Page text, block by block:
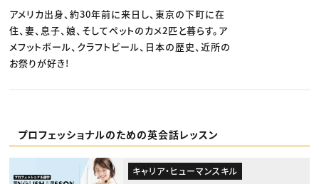
アメリカ出身、約30年前に来日し、東京の下町に在
住、妻、息子、娘、そしてペットのカメ2匹と暮らす。ア
メフットボール、クラフトビール、日本の歴史、近所の
お祭りが好き!
プロフェッショナルのための英会話レッスン
キャリア・ヒューマンスキル